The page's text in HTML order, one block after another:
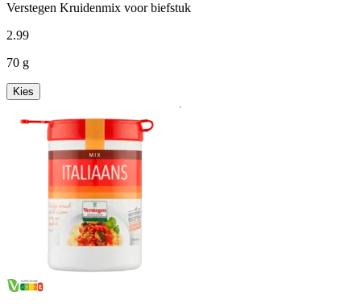
Verstegen Kruidenmix voor biefstuk
2.99
70 g
Kies